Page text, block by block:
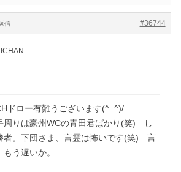
#36744
信
ドロー有難うございます(^_^)/
りは豪州WCの青田君ばかり(笑) し
者。下団さま、言霊は怖いです(笑) 言
う遅いか。